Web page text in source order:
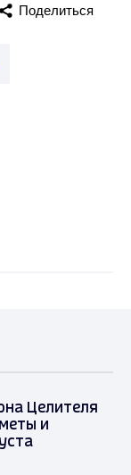
Поделиться
Целителя
и